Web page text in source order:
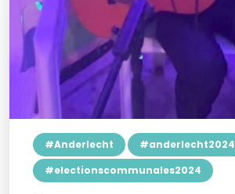
#Anderlecht
#anderlecht2024
#electionscommunales2024